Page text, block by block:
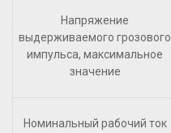
Напряжение
выдерживаемого грозового
импульса, максимальное
значение
Номинальный рабочий ток